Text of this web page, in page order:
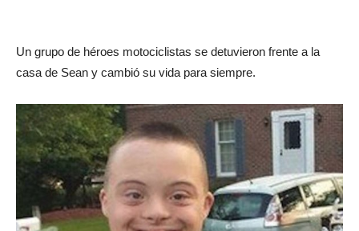
Un grupo de héroes motociclistas se detuvieron frente a la
casa de Sean y cambió su vida para siempre.